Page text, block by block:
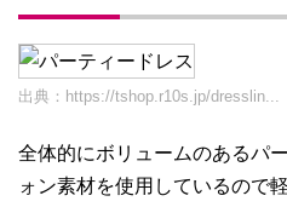
出典： https://tshop.r10s.jp/dresslin...
全体的にボリュームのあるパ
ォン素材を使用しているので